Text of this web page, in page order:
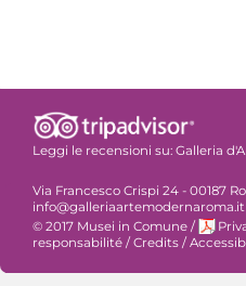
Leggi le recensioni su: Galleria
Via Francesco Crispi 24 - 00187
info@galleriaartemodernaroma.it
© 2017 Musei in Comune /
responsabilité /Credits /